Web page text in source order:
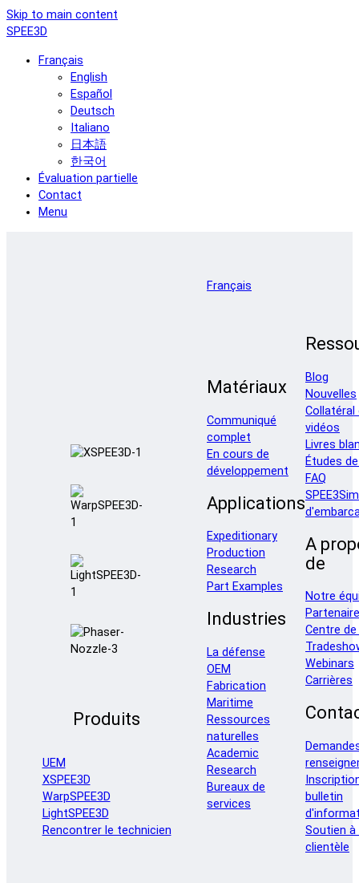
Skip to main content
SPEE3D
Français
English
Español
Deutsch
Italiano
日本語
한국어
Évaluation partielle
Contact
Menu
Produits
UEM
XSPEE3D
WarpSPEE3D
LightSPEE3D
Rencontrer le technicien
Français
Matériaux
Communiqué
complet
En cours de
développement
Applications
Expeditionary
Production
Research
Part Examples
Industries
La défense
OEM
Fabrication
Maritime
Ressources
naturelles
Academic
Research
Bureaux de
services
Blog
Nouvelles
Collatéral
vidéos
Livres
Études
FAQ
A
de
Notre
Centre
Webinars
Carrières
bulletin
Soutien à
clientèle